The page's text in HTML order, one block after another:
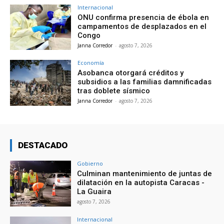
Internacional
ONU confirma presencia de ébola en
campamentos de desplazados en el
Congo
Janna Corredor - agosto 7, 2026
Economía
Asobanca otorgará créditos y
subsidios a las familias damnificadas
tras doblete sísmico
Janna Corredor - agosto 7, 2026
DESTACADO
Gobierno
Culminan mantenimiento de juntas de
dilatación en la autopista Caracas -
La Guaira
agosto 7, 2026
Internacional